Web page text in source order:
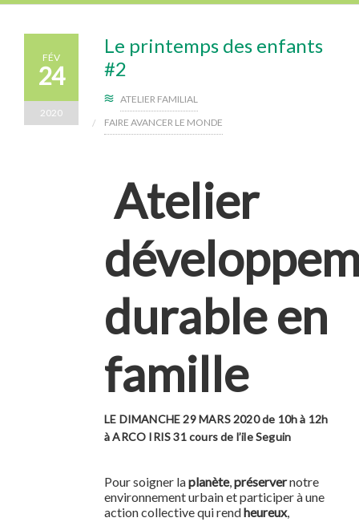
FÉV
24
2020
Le printemps des enfants
#2
ATELIER FAMILIAL
FAIRE AVANCER LE MONDE
Atelier
durable en
famille
LE DIMANCHE 29 MARS 2020 de 10h à 12h
à ARCO IRIS 31 cours de l’ile Seguin
Pour soigner laplanète, préservernotre
environnement urbain et participer à une
action collective qui rendheureux,